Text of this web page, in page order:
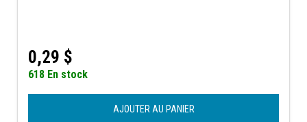
0,29 $
618 En stock
AJOUTER AU PANIER